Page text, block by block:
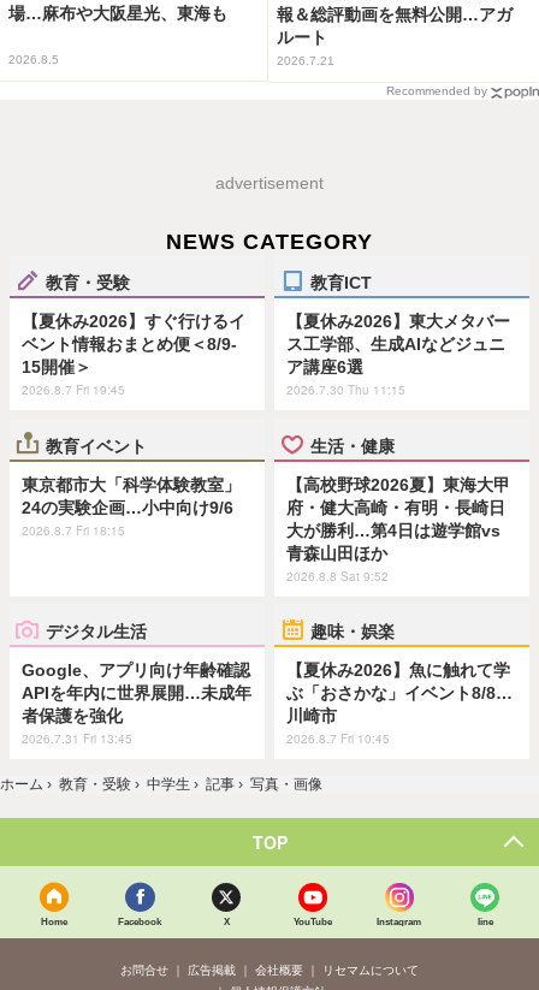
場…麻布や大阪星光、東海も
2026.8.5
報＆総評動画を無料公開…アガ
ルート
2026.7.21
Recommended by
advertisement
NEWS CATEGORY
教育・受験
【夏休み2026】すぐ行けるイ
ベント情報おまとめ便＜8/9-
15開催＞
2026.8.7 Fri 19:45
教育ICT
【夏休み2026】東大メタバー
ス工学部、生成AIなどジュニ
ア講座6選
2026.7.30 Thu 11:15
教育イベント
東京都市大「科学体験教室」
24の実験企画…小中向け9/6
2026.8.7 Fri 18:15
生活・健康
【高校野球2026夏】東海大甲
府・健大高崎・有明・長崎日
大が勝利…第4日は遊学館vs
青森山田ほか
2026.8.8 Sat 9:52
デジタル生活
Google、アプリ向け年齢確認
APIを年内に世界展開…未成年
者保護を強化
2026.7.31 Fri 13:45
趣味・娯楽
【夏休み2026】魚に触れて学
ぶ「おさかな」イベント8/8…
川崎市
2026.8.7 Fri 10:45
ホーム › 教育・受験 › 中学生 › 記事 › 写真・画像
TOP
Home Facebook X YouTube Instagram line
お問合せ 広告掲載 会社概要
リセマムについて